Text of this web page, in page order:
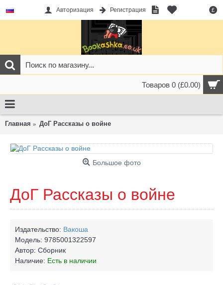
£
Авторизация Регистрация
Товаров 0 (£0.00)
Главная ДоГ Рассказы о войне
Большое фото
ДоГ Рассказы о войне
Издательство: Вакоша
Модель: 9785001322597
Автор: Сборник
Наличие: Есть в наличии